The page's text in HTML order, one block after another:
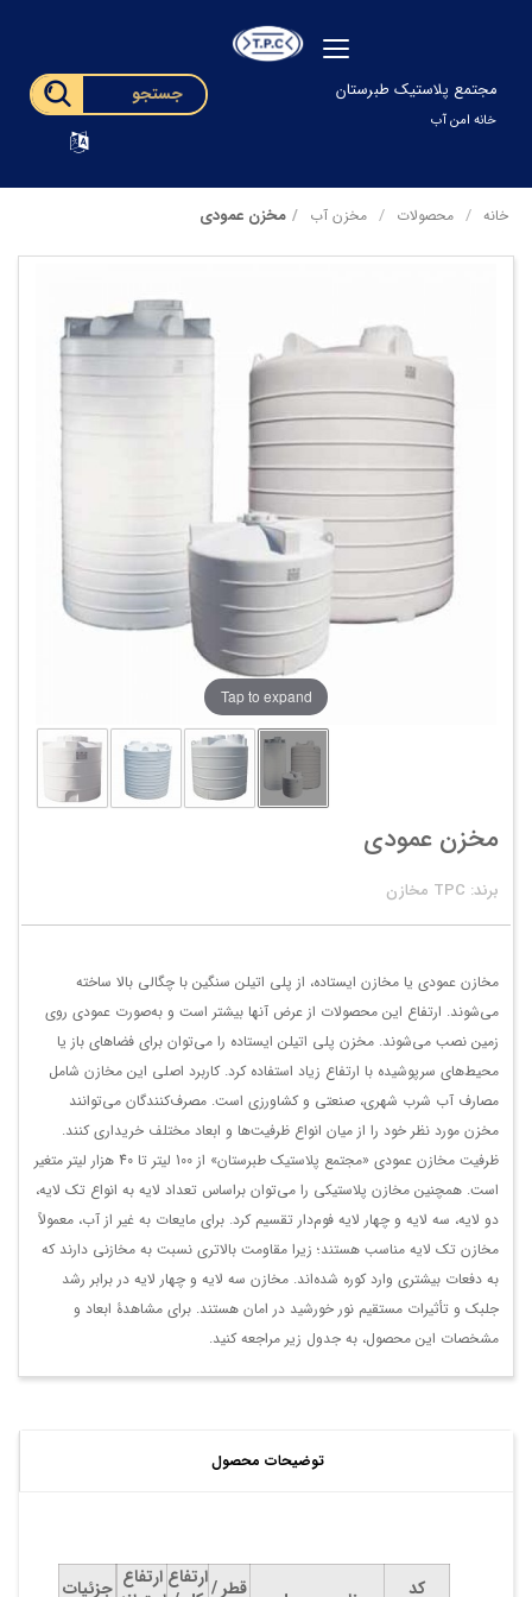
مجتمع پلاستیک طبرستان
خانه امن آب
خانه محصولات مخزن آب مخزن عمودی
Tap to expand
مخزن عمودی
برند: TPC مخازن
مخازن عمودی یا مخازن ایستاده، از پلی اتیلن سنگین با چگالی بالا ساخته
می‌شوند. ارتفاع این محصولات از عرض آنها بیشتر است و به‌صورت عمودی روی
زمین نصب می‌شوند. مخزن پلی اتیلن ایستاده را می‌توان برای فضاهای باز یا
محیط‌های سرپوشیده با ارتفاع زیاد استفاده کرد. کاربرد اصلی این مخازن شامل
مصارف آب شرب شهری، صنعتی و کشاورزی است. مصرف‌کنندگان می‌توانند
مخزن مورد نظر خود را از میان انواع ظرفیت‌ها و ابعاد مختلف خریداری کنند.
ظرفیت مخازن عمودی «مجتمع پلاستیک طبرستان» از 100 لیتر تا 40 هزار لیتر متغیر
است. همچنین مخازن پلاستیکی را می‌توان براساس تعداد لایه به انواع تک لایه،
دو لایه، سه لایه و چهار لایه فوم‌دار تقسیم کرد. برای مایعات به غیر از آب، معمولاً
مخازن تک لایه مناسب هستند؛ زیرا مقاومت بالاتری نسبت به مخازنی دارند که
به دفعات بیشتری وارد کوره شده‌اند. مخازن سه لایه و چهار لایه در برابر رشد
جلبک و تأثیرات مستقیم نور خورشید در امان هستند. برای مشاهدۀ ابعاد و
مشخصات این محصول، به جدول زیر مراجعه کنید.
توضیحات محصول
کد
قطر /ارتفاع ارتفاع جزئیات